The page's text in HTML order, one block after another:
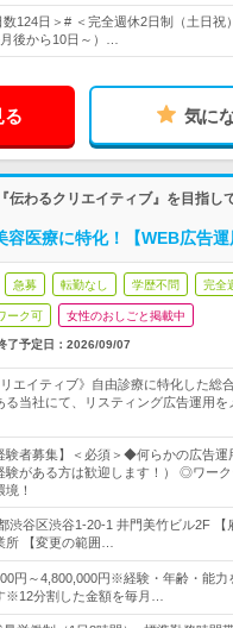
124日＞# ＜完全週休2日制（土日祝
後から10日～）…
る 気に
伝わるクリエイティブ』を目指し
容医療に特化！【WEB広告
急募 転勤なし 学歴不問 完全
ーク可 女性のおしごと掲載中
了予定日： 2026/09/07
リエイティブ》自由診療に特化した総
る当社にて、リスティング広告運用を
験者募集】＜必須＞◆何らかの広告運
験がある方は歓迎します！） ◎ワーク
！
渋谷区渋谷1-20-1 井門美竹ビル2F 【
所 【変更の範囲…
円～4,800,000円※経験・年齢・能力
※12分割した金額を毎月…